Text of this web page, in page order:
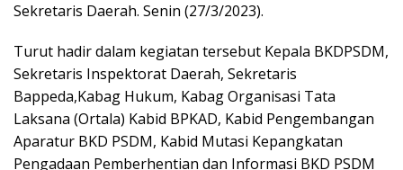
Sekretaris Daerah. Senin (27/3/2023).
Turut hadir dalam kegiatan tersebut Kepala BKDPSDM,
Sekretaris Inspektorat Daerah, Sekretaris
Bappeda,Kabag Hukum, Kabag Organisasi Tata
Laksana (Ortala) Kabid BPKAD, Kabid Pengembangan
Aparatur BKD PSDM, Kabid Mutasi Kepangkatan
Pengadaan Pemberhentian dan Informasi BKD PSDM